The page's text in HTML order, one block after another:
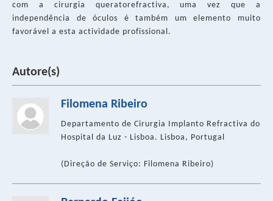
com a cirurgia queratorefractiva, uma vez que a
independência de óculos é também um elemento muito
favorável a esta actividade profissional.
Autore(s)
Filomena Ribeiro
Departamento de Cirurgia Implanto Refractiva do
Hospital da Luz - Lisboa. Lisboa, Portugal
(Direção de Serviço: Filomena Ribeiro)